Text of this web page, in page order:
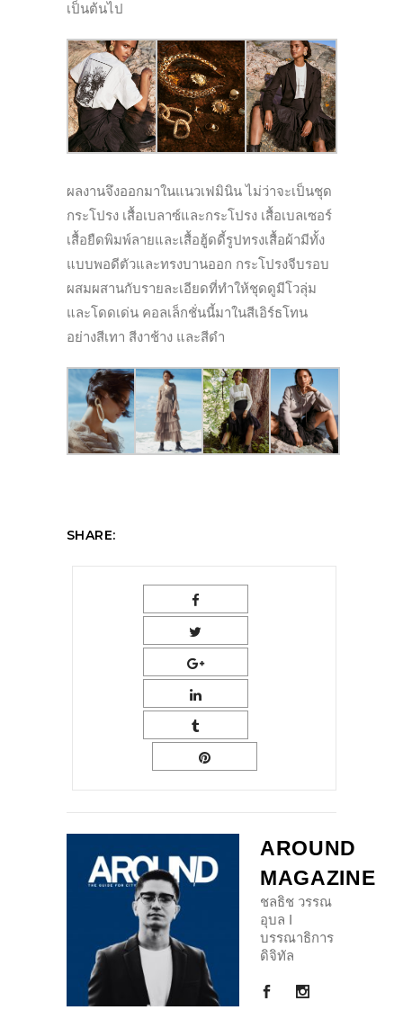
เป็นต้นไป
ผลงานจึงออกมาในแนวเฟมินิน ไม่ว่าจะเป็นชุด
กระโปรง เสื้อเบลาซ์และกระโปรง เสื้อเบลเซอร์
เสื้อยืดพิมพ์ลายและเสื้อฮู้ดดี้รูปทรงเสื้อผ้ามีทั้ง
แบบพอดีตัวและทรงบานออก กระโปรงจีบรอบ
ผสมผสานกับรายละเอียดที่ทำให้ชุดดูมีโวลุ่ม
และโดดเด่น คอลเล็กชั่นนี้มาในสีเอิร์ธโทน
อย่างสีเทา สีงาช้าง และสีดำ
SHARE:
AROUND
MAGAZINE
ชลธิช วรรณ
อุบล I
บรรณาธิการ
ดิจิทัล